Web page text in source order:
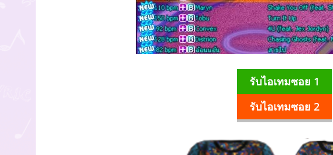
รับไอเทมซอย 1
รับไอเทมซอย 2